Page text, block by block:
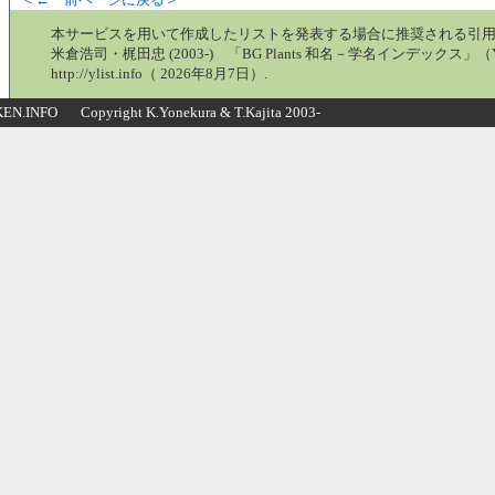
本サービスを用いて作成したリストを発表する場合に推奨される引用
米倉浩司・梶田忠 (2003-) 「BG Plants 和名－学名インデックス」（
http://ylist.info（ 2026年8月7日）.
Copyright K.Yonekura & T.Kajita 2003-